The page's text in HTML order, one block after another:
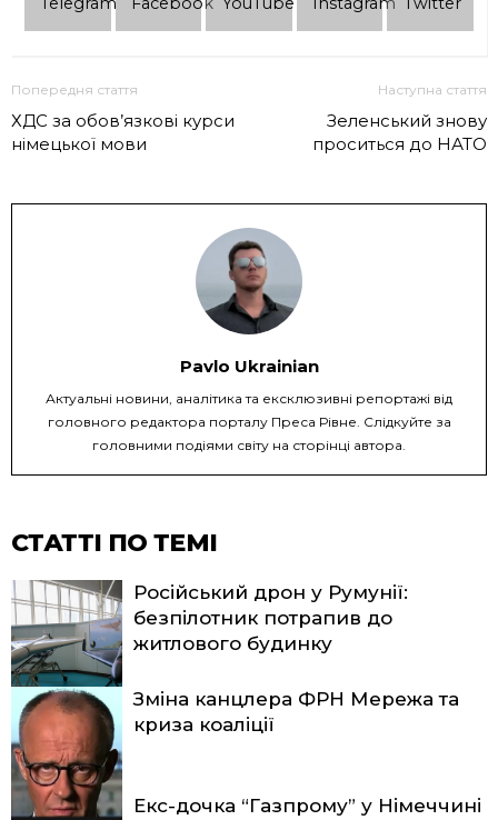
Попередня стаття
ХДС за обов’язкові курси
німецької мови
Наступна стаття
Зеленський знову
проситься до НАТО
Pavlo Ukrainian
Актуальні новини, аналітика та ексклюзивні репортажі від
головного редактора порталу Преса Рівне. Слідкуйте за
головними подіями світу на сторінці автора.
СТАТТІ ПО ТЕМІ
Російський дрон у Румунії:
безпілотник потрапив до
житлового будинку
Зміна канцлера ФРН Мережа та
криза коаліції
Екс-дочка “Газпрому” у Німеччині